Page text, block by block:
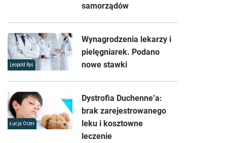
samorządów
Leopold Ryś
Wynagrodzenia lekarzy i
pielęgniarek. Podano
nowe stawki
Łucja Orzeł
Dystrofia Duchenne’a:
brak zarejestrowanego
leku i kosztowne
leczenie